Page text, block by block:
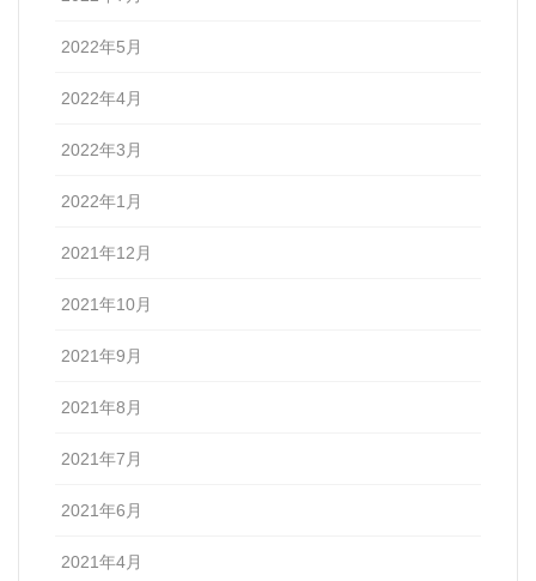
2022年5月
2022年4月
2022年3月
2022年1月
2021年12月
2021年10月
2021年9月
2021年8月
2021年7月
2021年6月
2021年4月